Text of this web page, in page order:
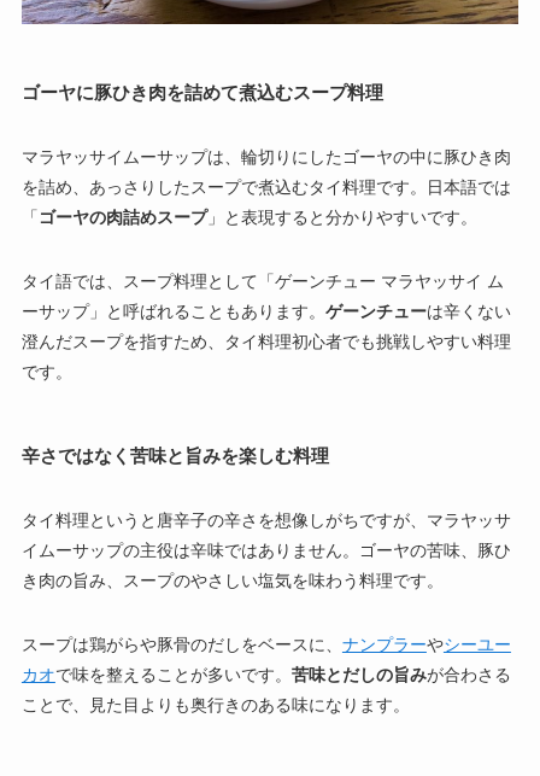
ゴーヤに豚ひき肉を詰めて煮込むスープ料理
マラヤッサイムーサップは、輪切りにしたゴーヤの中に豚ひき肉
を詰め、あっさりしたスープで煮込むタイ料理です。日本語では
「 ゴーヤの肉詰めスープ」と表現すると分かりやすいです。
タイ語では、スープ料理として「ゲーンチュー マラヤッサイ ム
ーサップ」と呼ばれることもあります。 ゲーンチューは辛くない
澄んだスープを指すため、タイ料理初心者でも挑戦しやすい料理
です。
辛さではなく苦味と旨みを楽しむ料理
タイ料理というと唐辛子の辛さを想像しがちですが、マラヤッサ
イムーサップの主役は辛味ではありません。ゴーヤの苦味、豚ひ
き肉の旨み、スープのやさしい塩気を味わう料理です。
スープは鶏がらや豚骨のだしをベースに、 ナンプラーやシーユー
カオで味を整えることが多いです。 苦味とだしの旨みが合わさる
ことで、見た目よりも奥行きのある味になります。